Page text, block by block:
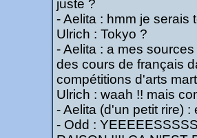
juste ?
- Aelita : hmm je serais
Ulrich : Tokyo ?
- Aelita : a mes
des cours de français
compétitions d'arts
Ulrich : waah !! mais
- Aelita (d'un petit rire)
- Odd :